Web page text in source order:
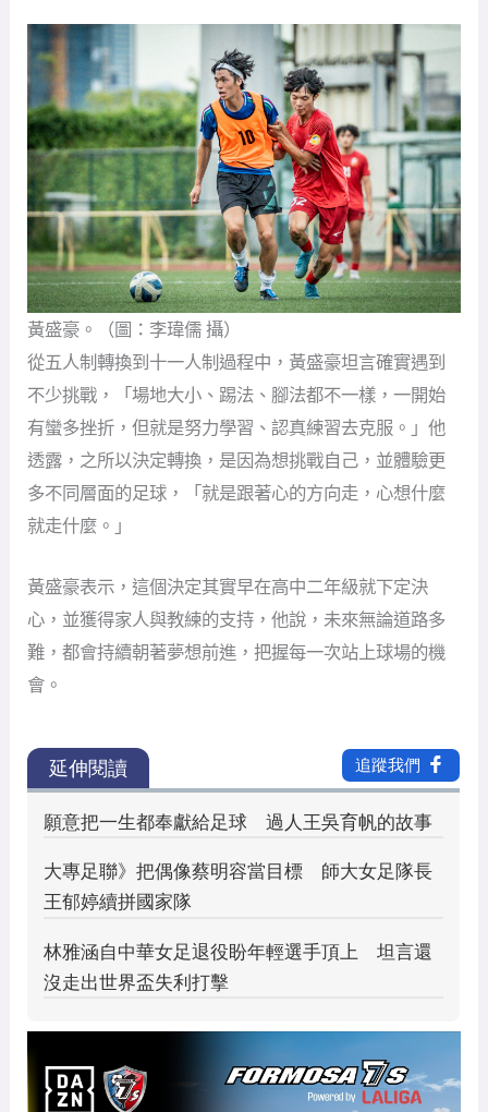
黃盛豪。（圖：李瑋儒 攝）
從五人制轉換到十一人制過程中，黃盛豪坦言確實遇到
不少挑戰，「場地大小、踢法、腳法都不一樣，一開始
有蠻多挫折，但就是努力學習、認真練習去克服。」他
透露，之所以決定轉換，是因為想挑戰自己，並體驗更
多不同層面的足球，「就是跟著心的方向走，心想什麼
就走什麼。」
黃盛豪表示，這個決定其實早在高中二年級就下定決
心，並獲得家人與教練的支持，他說，未來無論道路多
難，都會持續朝著夢想前進，把握每一次站上球場的機
會。